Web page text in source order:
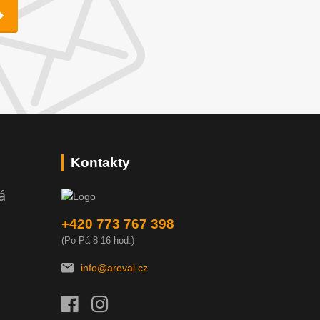
Kontakty
+420 773 767 398
(Po-Pá 8-16 hod.)
info@areval.cz